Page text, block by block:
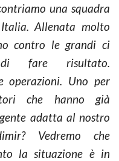
una squadra
Allenata molto
contro le grandi ci
di fare risultato.
operazioni. Uno per
che hanno già
adatta al nostro
Vedremo che
la situazione è in